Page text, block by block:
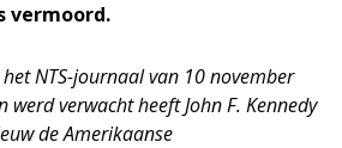
vermoord.
NTS-journaal van 10 november
werd verwacht heeft John F. Kennedy
de Amerikaanse